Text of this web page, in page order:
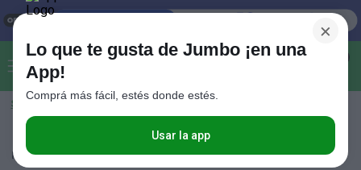
Buscar...
Seleccioná el método de entrega
×
Lo que te gusta de Jumbo ¡en una
App!
Comprá más fácil, estés donde estés.
Usar la app
Bálsamo Labial Hidratante Soft Rosé 4,8 Grs
Nivea
Términos más buscados
.